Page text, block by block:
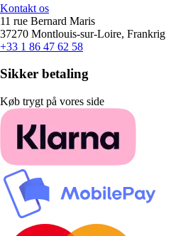
Kontakt os
11 rue Bernard Maris
37270 Montlouis-sur-Loire, Frankrig
+33 1 86 47 62 58
Sikker betaling
Køb trygt på vores side